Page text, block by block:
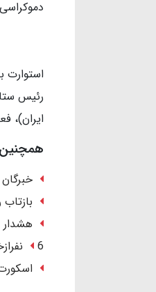
استوارت
رئیس
ایران)،
هشدار
6 نفرازخدمه ایرانی کشتی توسکا با پیگیری ایران آزاد شدند.
اسکورت یک